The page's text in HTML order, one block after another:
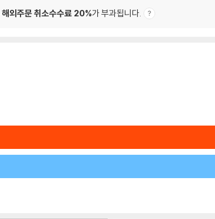
해외주문 취소수수료 20%가 부과됩니다.